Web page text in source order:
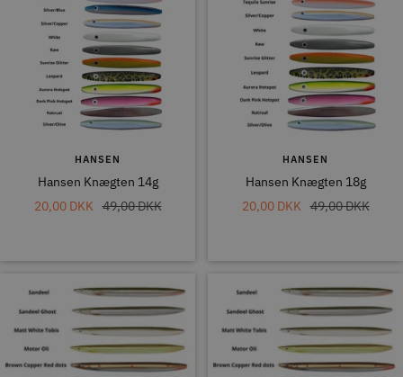
HANSEN
Hansen Knægten 14g
Tilbudspris
20,00 DKK Normal
49,00 DKK
HANSEN
Hansen Knægten 18g
Tilbudspris
20,00 DKK Normal
49,00 DKK